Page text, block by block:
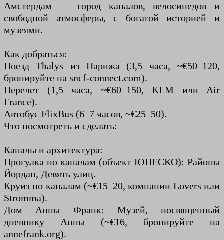
Амстердам — город каналов, велосипедов и
свободной атмосферы, с богатой историей и
музеями.
Как добраться:
Поезд Thalys из Парижа (3,5 часа, ~€50–120,
бронируйте на sncf-connect.com).
Перелет (1,5 часа, ~€60–150, KLM или Air
France).
Автобус FlixBus (6–7 часов, ~€25–50).
Что посмотреть и сделать:
Каналы и архитектура:
Прогулка по каналам (объект ЮНЕСКО): Районы
Йордан, Девять улиц.
Круиз по каналам (~€15–20, компании Lovers или
Stromma).
Дом Анны Франк: Музей, посвященный
дневнику Анны (~€16, бронируйте на
annefrank.org).